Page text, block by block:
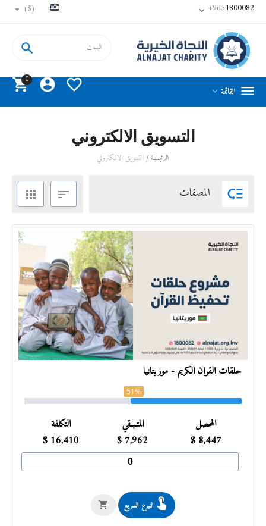
($) +9651800082

0
  

 القائمة 
التسويق الالكتروني
الرئيسية/التسويق الالكتروني
 المصفات 

حلقات القرآن الكريم - موريتانيا
51%
المحصل
8,447
$
المتـبـقي
7,962
$
التكلفة
16,410
$
التبرع السريع